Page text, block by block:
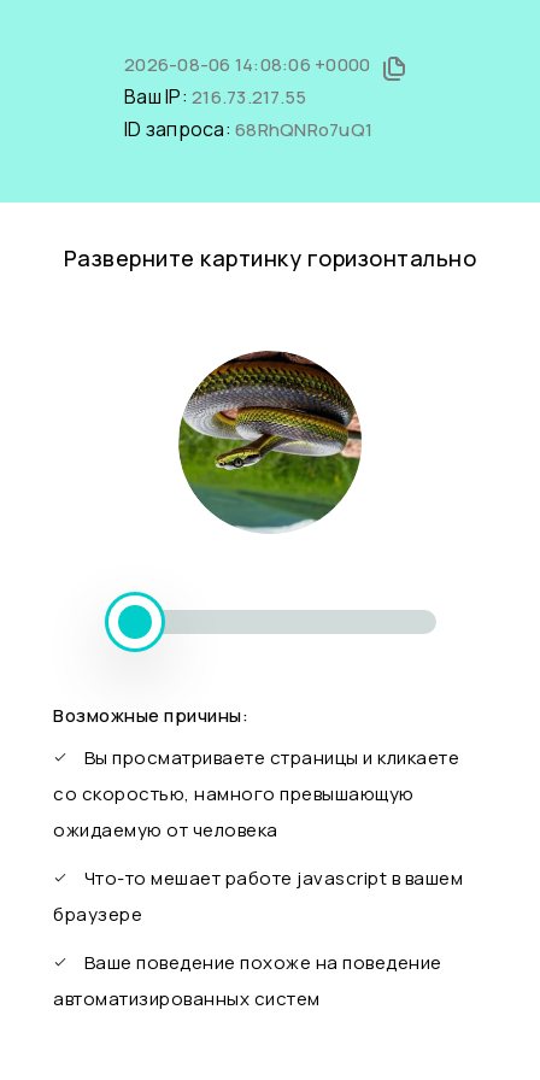
2026-08-06 14:08:06 +0000
Ваш IP: 216.73.217.55
ID запроса: 68RhQNRo7uQ1
Разверните картинку горизонтально
Возможные причины:
Вы просматриваете страницы и кликаете
со скоростью, намного превышающую
ожидаемую от человека
Что-то мешает работе javascript в вашем
браузере
Ваше поведение похоже на поведение
автоматизированных систем